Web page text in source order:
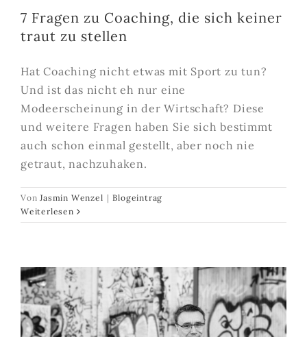
7 Fragen zu Coaching, die sich keiner
traut zu stellen
Hat Coaching nicht etwas mit Sport zu tun?
Und ist das nicht eh nur eine
Modeerscheinung in der Wirtschaft? Diese
und weitere Fragen haben Sie sich bestimmt
auch schon einmal gestellt, aber noch nie
getraut, nachzuhaken.
VonJasmin Wenzel | Blogeintrag
Weiterlesen